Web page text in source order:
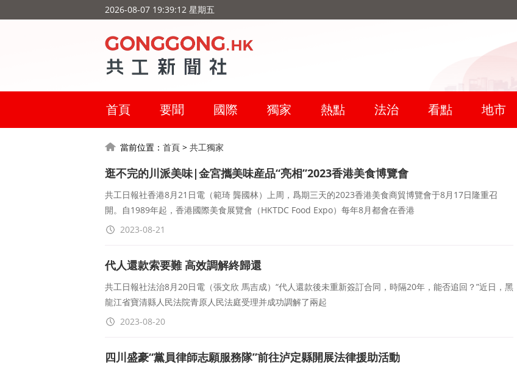
2026-08-07 19:39:13 星期五
首頁 要聞 國際 獨家 熱點 法治 看點 地市
當前位置： 首頁 > 共工獨家
逛不完的川派美味|金宮攜美味産品“亮相”2023香港美食博覽會
共工日報社香港8月21日電（範琦 龔國林）上周，爲期三天的2023香港美食商貿博覽會于8月17日隆重召
開。自1989年起，香港國際美食展覽會（HKTDC Food Expo）每年8月都會在香港
2023-08-21
代人還款索要難 高效調解終歸還
共工日報社法治8月20日電（張文欣 馬吉成）“代人還款後未重新簽訂合同，時隔20年，能否追回？”近日，黑
龍江省寶清縣人民法院青原人民法庭受理并成功調解了兩起
2023-08-20
四川盛豪“黨員律師志願服務隊”前往泸定縣開展法律援助活動